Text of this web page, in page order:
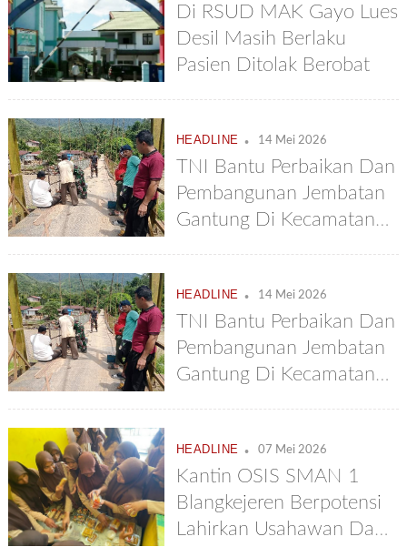
Di RSUD MAK Gayo Lues
Desil Masih Berlaku
Pasien Ditolak Berobat
HEADLINE . 14 Mei 2026
TNI Bantu Perbaikan Dan
Pembangunan Jembatan
Gantung Di Kecamatan
HEADLINE . 14 Mei 2026
TNI Bantu Perbaikan Dan
Pembangunan Jembatan
Gantung Di Kecamatan
HEADLINE . 07 Mei 2026
Kantin OSIS SMAN 1
Blangkejeren Berpotensi
Lahirkan Usahawan Dan